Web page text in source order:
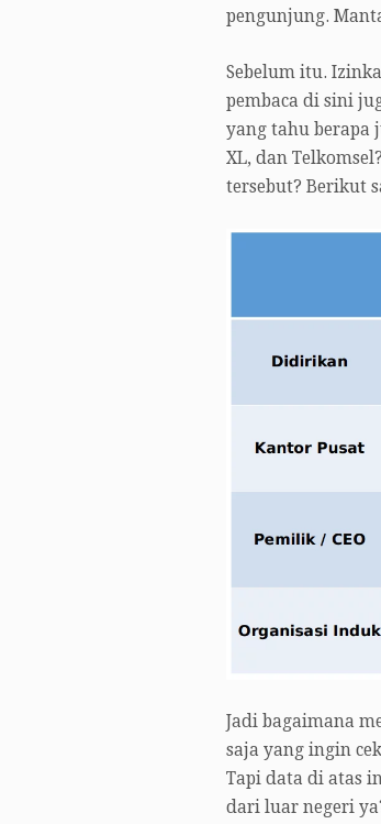
pengunjung.
Sebelum itu.
pembaca di sini
yang tahu berapa
XL, dan
tersebut? Berikut
Jadi bagaimana
saja yang ingin
Tapi data di atas
dari luar negeri